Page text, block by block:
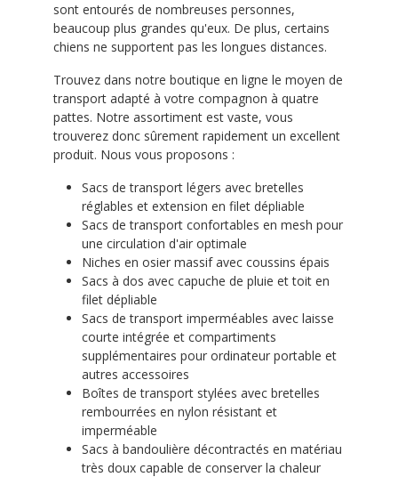
sont entourés de nombreuses personnes,
beaucoup plus grandes qu'eux. De plus, certains
chiens ne supportent pas les longues distances.
Trouvez dans notre boutique en ligne le moyen de
transport adapté à votre compagnon à quatre
pattes. Notre assortiment est vaste, vous
trouverez donc sûrement rapidement un excellent
produit. Nous vous proposons :
Sacs de transport légers avec bretelles
réglables et extension en filet dépliable
Sacs de transport confortables en mesh pour
une circulation d'air optimale
Niches en osier massif avec coussins épais
Sacs à dos avec capuche de pluie et toit en
filet dépliable
Sacs de transport imperméables avec laisse
courte intégrée et compartiments
supplémentaires pour ordinateur portable et
autres accessoires
Boîtes de transport stylées avec bretelles
rembourrées en nylon résistant et
imperméable
Sacs à bandoulière décontractés en matériau
très doux capable de conserver la chaleur